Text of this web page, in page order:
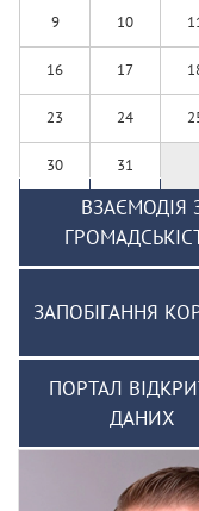
9 10
16 17
23 24
30 31
ВЗАЄМОДІЯ
ЗАПОБІГАННЯ
ПОРТАЛ
ДАНИХ